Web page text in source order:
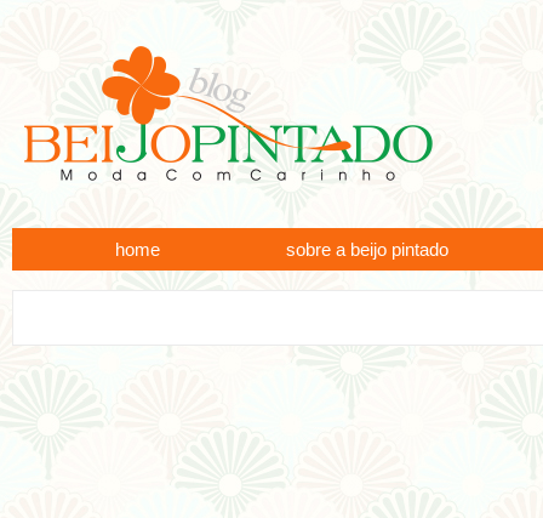
home sobre a beijo pintado